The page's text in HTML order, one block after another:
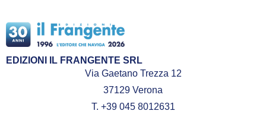
EDIZIONI IL FRANGENTE SRL
Via Gaetano Trezza 12
37129 Verona
T. +39 045 8012631